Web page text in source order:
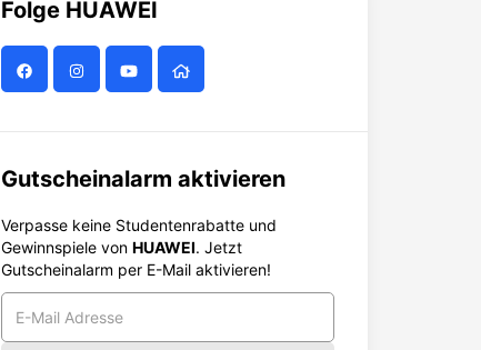
Folge HUAWEI
Gutscheinalarm aktivieren
Verpasse keine Studentenrabatte und
Gewinnspiele von HUAWEI. Jetzt
Gutscheinalarm per E-Mail aktivieren!